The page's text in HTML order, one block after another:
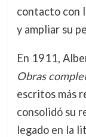
contacto con
y ampliar su
En 1911,
Obras
escritos más
consolidó su
legado en la